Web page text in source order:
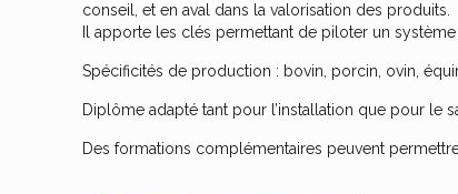
conseil, et en aval dans la valorisation des produits.
Il apporte les clés permettant de piloter un
Spécificités de production : bovin, porcin, ovin,
Diplôme adapté tant pour l’installation que pour le
Des formations complémentaires peuvent